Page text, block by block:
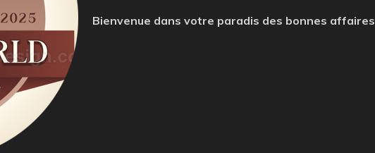
Bienvenue dans votre paradis des bonnes affaires